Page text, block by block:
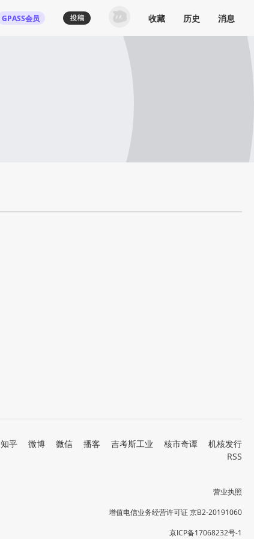
GPASS会员 收藏 历史 消息
知乎 微博 微信 播客 吉考斯工业 核市奇谭
机核发行
RSS
营业执照
增值电信业务经营许可证 京B2-20191060
京ICP备17068232号-1